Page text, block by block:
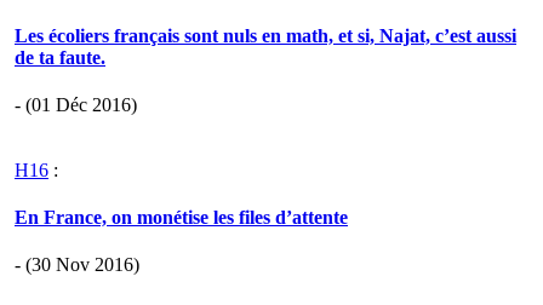
Les écoliers français sont nuls en math, et si, Najat, c’est aussi
de ta faute.
- (01 Déc 2016)
H16 :
En France, on monétise les files d’attente
- (30 Nov 2016)